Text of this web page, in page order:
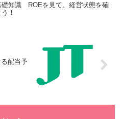
礎知識 ROEを見て、経営状態を確
！
配当予